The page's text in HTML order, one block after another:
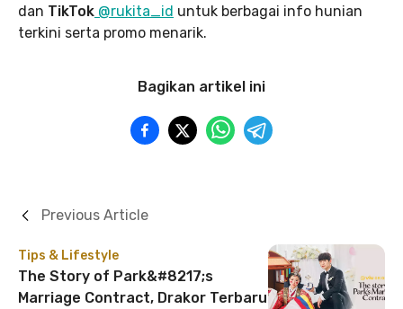
dan TikTok @rukita_id untuk berbagai info hunian
terkini serta promo menarik.
Bagikan artikel ini
Tips & Lifestyle
The Story of Park&#8217;s
Marriage Contract, Drakor Terbaru
Previous Article